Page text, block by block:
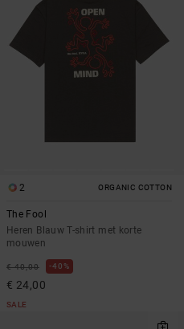
2 ORGANIC COTTON
The Fool
Heren Blauw T-shirt met korte
mouwen
€ 40,00 40%
€ 24,00
SALE